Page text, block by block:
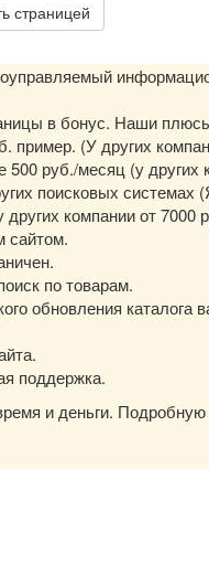
страницей
в бонус. Наши
пример. (У других
500 руб./месяц (у других
поисковых системах
компании от 7000
сайтом.
по товарам.
обновления каталога
поддержка.
и деньги.